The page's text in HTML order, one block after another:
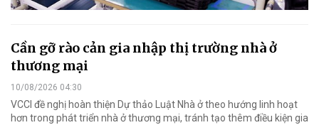
Cần gỡ rào cản gia nhập thị trường nhà ở
thương mại
10/08/2026 04:30
VCCI đề nghị hoàn thiện Dự thảo Luật Nhà ở theo hướng linh hoạt
hơn trong phát triển nhà ở thương mại, tránh tạo thêm điều kiện gia